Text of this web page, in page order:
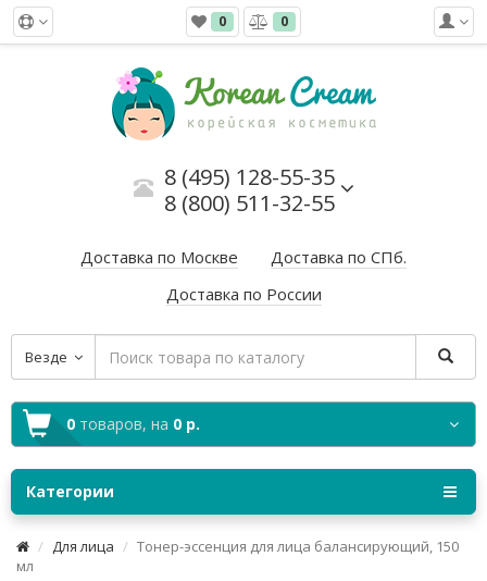
0 0
8 (495) 128-55-35
8 (800) 511-32-55
Доставка по Москве
Доставка по СПб.
Доставка по России
Везде
0 товаров, на 0 р.
Категории
Для лица
Тонер-эссенция для лица балансирующий, 150
мл